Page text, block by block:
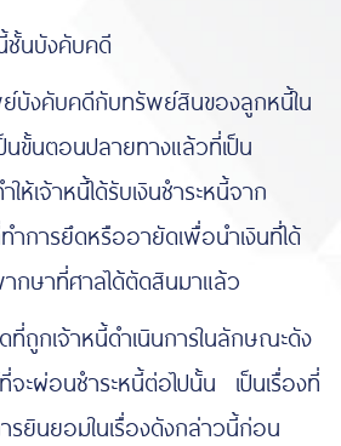
นบังคับคดี
บังคับคดีกับทรัพย์สินของลูกหนี้ใน
นตอนปลายทางแล้วที่เป็น
ห้เจ้าหนี้ได้รับเงินชำระหนี้จาก
การยึดหรืออายัดเพื่อนำเงินที่ได้
กษาที่ศาลได้ตัดสินมาแล้ว
ถูกเจ้าหนี้ดำเนินการในลักษณะดัง
ะผ่อนชำระหนี้ต่อไปนั้น เป็นเรื่องที่
รยินยอมในเรื่องดังกล่าวนี้ก่อน